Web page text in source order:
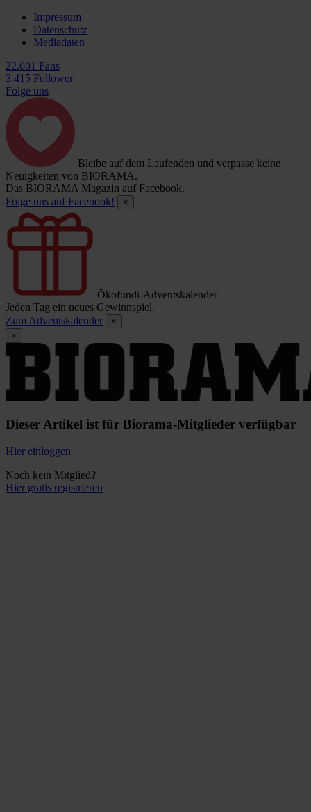
Impressum
Datenschutz
Mediadaten
22.601 Fans
3.415 Follower
Folge uns
Bleibe auf dem Laufenden und verpasse keine
Neuigkeiten von BIORAMA.
Das BIORAMA Magazin auf Facebook.
Folge uns auf Facebook!
×
Ökofundi-Adventskalender
Jeden Tag ein neues Gewinnspiel.
Zum Adventskalender
×
×
Dieser Artikel ist für Biorama-Mitglieder verfügbar
Hier einloggen
Noch kein Mitglied?
Hier gratis registrieren